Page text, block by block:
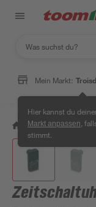
Mein Markt:
Hier kannst du
Markt anpassen ,
stimmt.
/ Bauen &